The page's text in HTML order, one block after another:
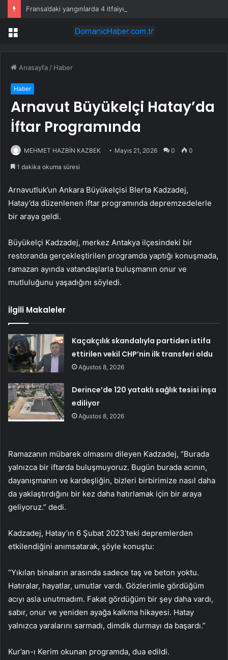
Fransa’daki yangınlarda 4 itfaiye eri hayatını kaybetti
Menü
Anasayfa / Haber
Haber
Arnavut Büyükelçi Hatay’da
İftar Programında
MEHMET HAZBİN KAZBEK Mayıs 21, 2026 0 0
1 dakika okuma süresi
Arnavutluk’un Ankara Büyükelçisi Blerta Kadzadej,
Hatay’da düzenlenen iftar programında depremzedelerle
bir araya geldi.
Büyükelçi Kadzadej, merkez Antakya ilçesindeki bir
restoranda gerçekleştirilen programda yaptığı konuşmada,
ramazan ayında vatandaşlarla buluşmanın onur ve
mutluluğunu yaşadığını söyledi.
İlgili Makaleler
Kaçakçılık skandalıyla partiden istifa
ettirilen vekil CHP’nin ilk transferi oldu
Ağustos 8, 2026
Derince’de 120 yataklı sağlık tesisi inşa
ediliyor
Ağustos 8, 2026
Ramazanın mübarek olmasını dileyen Kadzadej, “Burada
yalnızca bir iftarda buluşmuyoruz. Bugün burada acının,
dayanışmanın ve kardeşliğin, bizleri birbirimize nasıl daha
da yaklaştırdığını bir kez daha hatırlamak için bir araya
geliyoruz.” dedi.
Kadzadej, Hatay’ın 6 Şubat 2023’teki depremlerden
etkilendiğini anımsatarak, şöyle konuştu:
“Yıkılan binaların arasında sadece taş ve beton yoktu.
Hatıralar, hayatlar, umutlar vardı. Gözlerimle gördüğüm
acıyı asla unutmadım. Fakat gördüğüm bir şey daha vardı,
sabır, onur ve yeniden ayağa kalkma hikayesi. Hatay
yalnızca yaralarını sarmadı, dimdik durmayı da başardı.”
Kur’an-ı Kerim okunan programda, dua edildi.